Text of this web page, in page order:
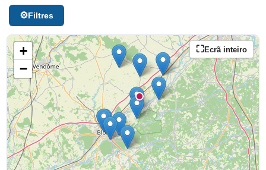
Filtres
Ecrã inteiro
+
−